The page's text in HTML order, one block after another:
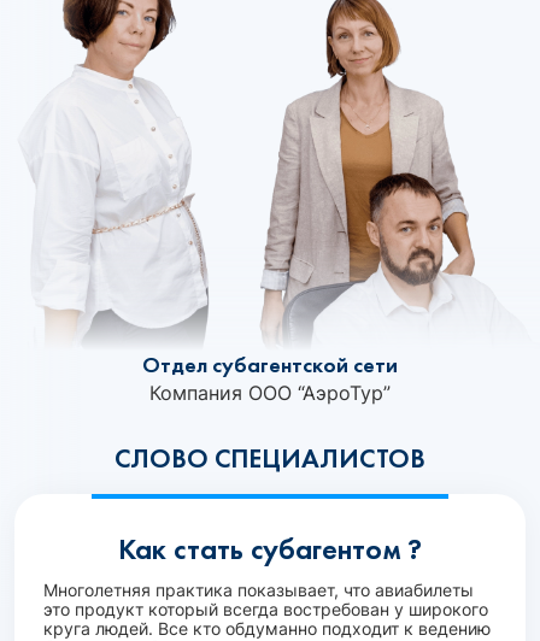
СЛОВО СПЕЦИАЛИСТОВ
Отдел субагентской сети
Компания ООО “АэроТур”
Как стать субагентом ?
Многолетняя практика показывает, что авиабилеты
это продукт который всегда востребован у широкого
круга людей. Все кто обдуманно подходит к ведению